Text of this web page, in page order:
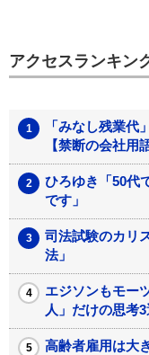
アクセスランキン
「みなし残業
【禁断の会社用
ひろゆき「50代
です」
司法試験のカリ
法」
エジソンもモー
人」だけの思考3
高齢者雇用は大